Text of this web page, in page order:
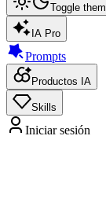
Toggle
IA Pro
Prompts
Productos IA
Skills
Iniciar sesión